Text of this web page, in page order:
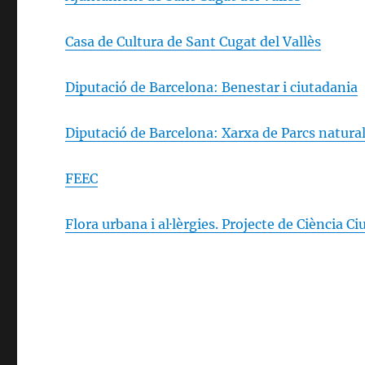
Casa de Cultura de Sant Cugat del Vallès
Diputació de Barcelona: Benestar i ciutadania
Diputació de Barcelona: Xarxa de Parcs
FEEC
Flora urbana i al·lèrgies. Projecte de Ciència